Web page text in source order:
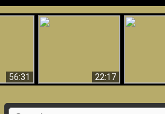
56:31 22:17